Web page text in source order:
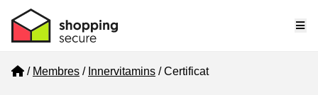
Home
Membres Innervitamins Certificat